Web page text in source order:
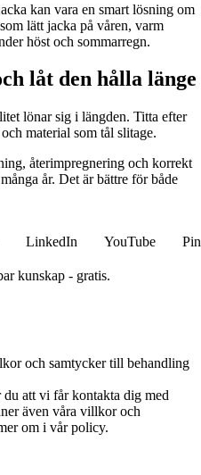
kan vara en smart lösning om
lätt jacka på våren, varm
höst och sommarregn.
låt den hålla länge
lönar sig i längden. Titta efter
material som tål slitage.
återimpregnering och korrekt
år. Det är bättre för både
LinkedIn YouTube
kunskap - gratis.
och samtycker till behandling
att vi får kontakta dig med
även våra villkor och
om i vår policy.